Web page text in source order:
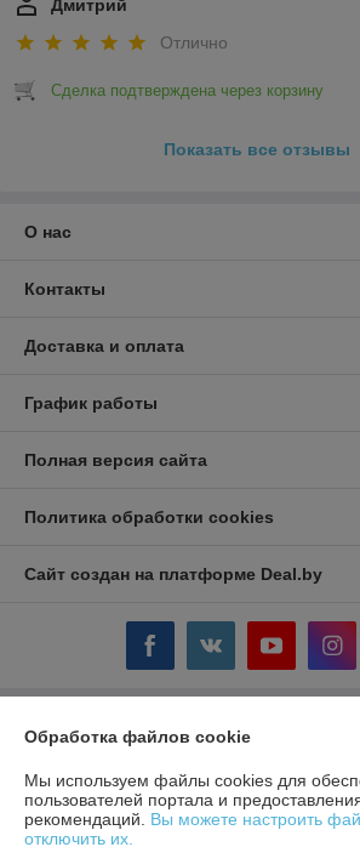
Дмитрий
Отлично
Сделка подтверждена через корзину
Показать все отзывы
О нас
Контакты
Доставка и оплата
График работы
Полная версия сайта
Политика обработки cookies
Сайт создан на платформе Deal.by
Информация для покупателя
Юридическое лицо:ЧТУП «БелТоргХолод»
220036, Республика Беларусь, г.Минск, пер.
Регистрационный номер ЕГР: 190859074
Обработка файлов cookie
Мы используем файлы cookies для
пользователей портала и
рекомендаций. Вы можете настроить
отключить их.